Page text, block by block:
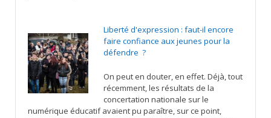
Liberté d'expression : faut-il encore
faire confiance aux jeunes pour la
défendre ?
On peut en douter, en effet. Déjà, tout
récemment, les résultats de la
concertation nationale sur le
numérique éducatif avaient pu paraître, sur ce point,